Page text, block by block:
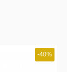
-40%